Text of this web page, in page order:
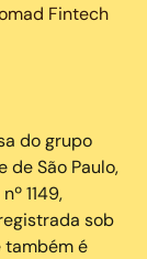
Fintech
do grupo
de São Paulo,
1149,
sob
também é